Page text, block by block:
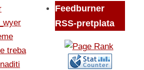
treba
Feedburner
RSS-pretplata